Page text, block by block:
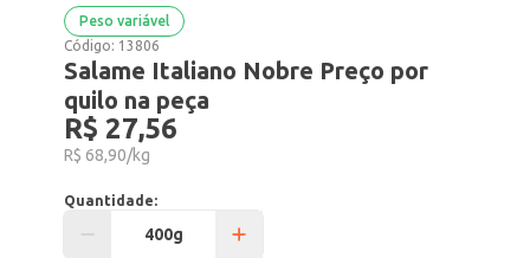
Peso variável
Código: 13806
Salame Italiano Nobre Preço por
quilo na peça
R$ 27,56
R$ 68,90/kg
Quantidade: